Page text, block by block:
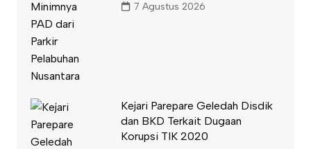
7 Agustus 2026
Kejari Parepare Geledah Disdik
dan BKD Terkait Dugaan
Korupsi TIK 2020